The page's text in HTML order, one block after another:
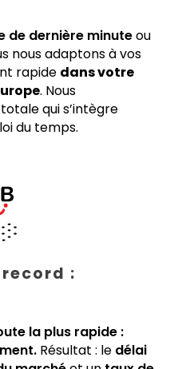
de dernière minuteou
nous adaptons à vos
rapide dans votre
. Nous
qui s’intègre
du temps.
:
la plus rapide :
Résultat : le délai